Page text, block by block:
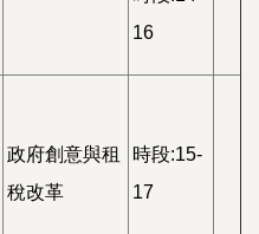
16
政府創意與租
稅改革
時段:15-
17